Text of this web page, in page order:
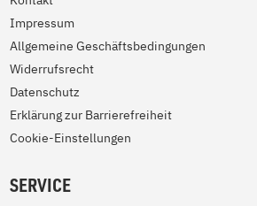
Impressum
Allgemeine Geschäftsbedingungen
Widerrufsrecht
Datenschutz
Erklärung zur Barrierefreiheit
Cookie-Einstellungen
SERVICE